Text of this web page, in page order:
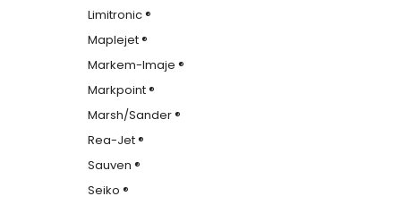
Limitronic ®
Maplejet ®
Markem-Imaje ®
Markpoint ®
Marsh/Sander ®
Rea-Jet ®
Sauven ®
Seiko ®